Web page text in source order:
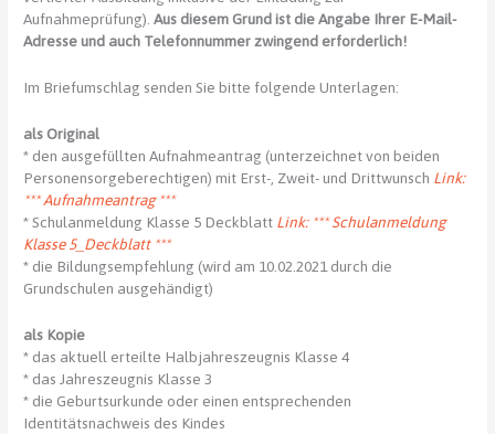
Aufnahmeprüfung).Aus diesem Grund ist die Angabe Ihrer E-Mail-
Adresse und auch Telefonnummer zwingend erforderlich!
Im Briefumschlag senden Sie bitte folgende Unterlagen:
als Original
* den ausgefüllten Aufnahmeantrag (unterzeichnet von beiden
Personensorgeberechtigen) mit Erst-, Zweit- und Drittwunsch Link:
*** Aufnahmeantrag ***
* Schulanmeldung Klasse 5 Deckblatt Link: *** Schulanmeldung
Klasse 5_Deckblatt ***
* die Bildungsempfehlung (wird am 10.02.2021 durch die
Grundschulen ausgehändigt)
als Kopie
* das aktuell erteilte Halbjahreszeugnis Klasse 4
* das Jahreszeugnis Klasse 3
* die Geburtsurkunde oder einen entsprechenden
Identitätsnachweis des Kindes